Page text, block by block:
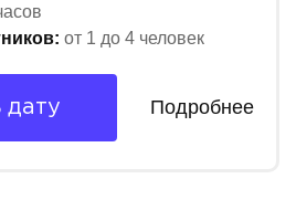
от 1 до 4 человек
дату Подробнее